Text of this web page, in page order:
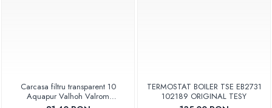
Carcasa filtru transparent 10
Aquapur Valhoh Valrom
TERMOSTAT BOILER TSE EB2731
102189 ORIGINAL TESY